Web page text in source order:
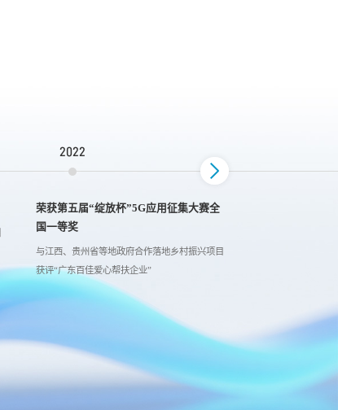
2022
荣获第五届“绽放杯”5G应用征集大赛全
国一等奖
与江西、贵州省等地政府合作落地乡村振兴项目
获评“广东百佳爱心帮扶企业”